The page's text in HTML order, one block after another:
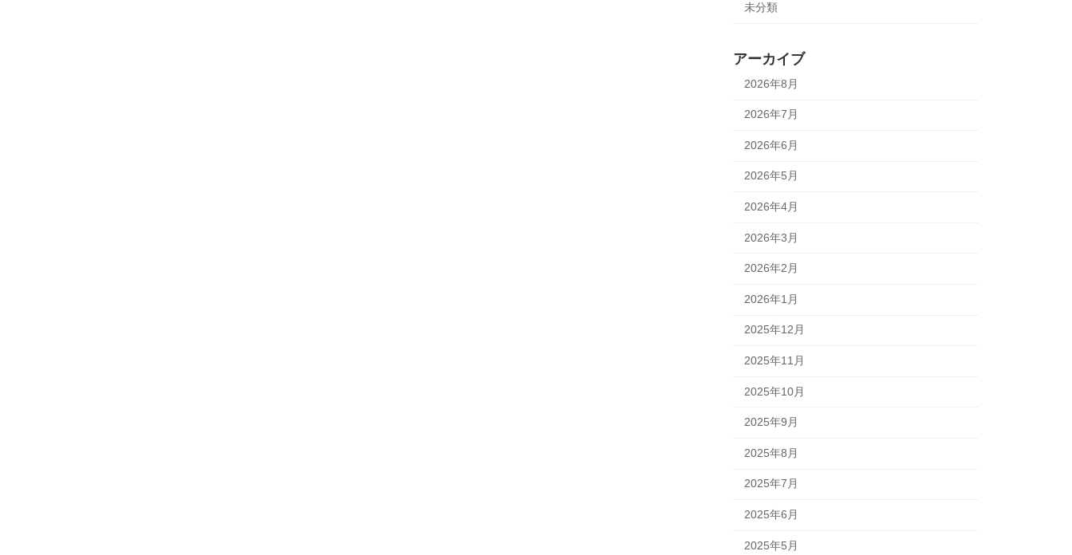
未分類
アーカイブ
2026年8月
2026年7月
2026年6月
2026年5月
2026年4月
2026年3月
2026年2月
2026年1月
2025年12月
2025年11月
2025年10月
2025年9月
2025年8月
2025年7月
2025年6月
2025年5月